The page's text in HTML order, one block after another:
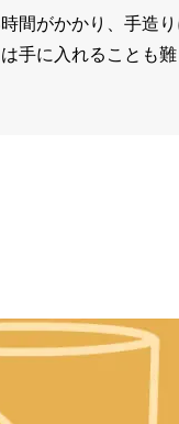
間がかかり、手造
手に入れることも